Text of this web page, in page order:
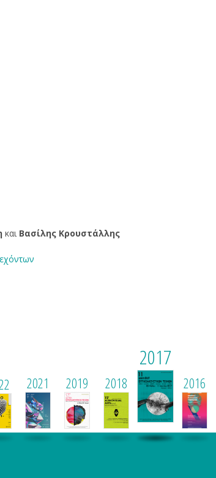
και Βασίλης Κρουστάλλης
2021 2019 2018
2017
2016